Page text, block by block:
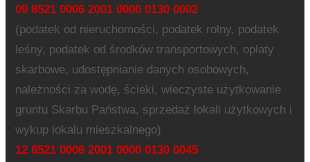
09 8521 0006 2001 0000 0130 0002
(podatek od nieruchomości, podatek rolny, podatek
leśny, podatek od środków transportowych, opłaty
skarbowe, udostępnianie danych osobowych,
należności za wodę, ścieki, wieczyste użytkowanie
gruntu Skarbu Państwa, sprzedaż lokali użytkowych i
wykup lokalu mieszkalnego)
12 8521 0006 2001 0000 0130 0045